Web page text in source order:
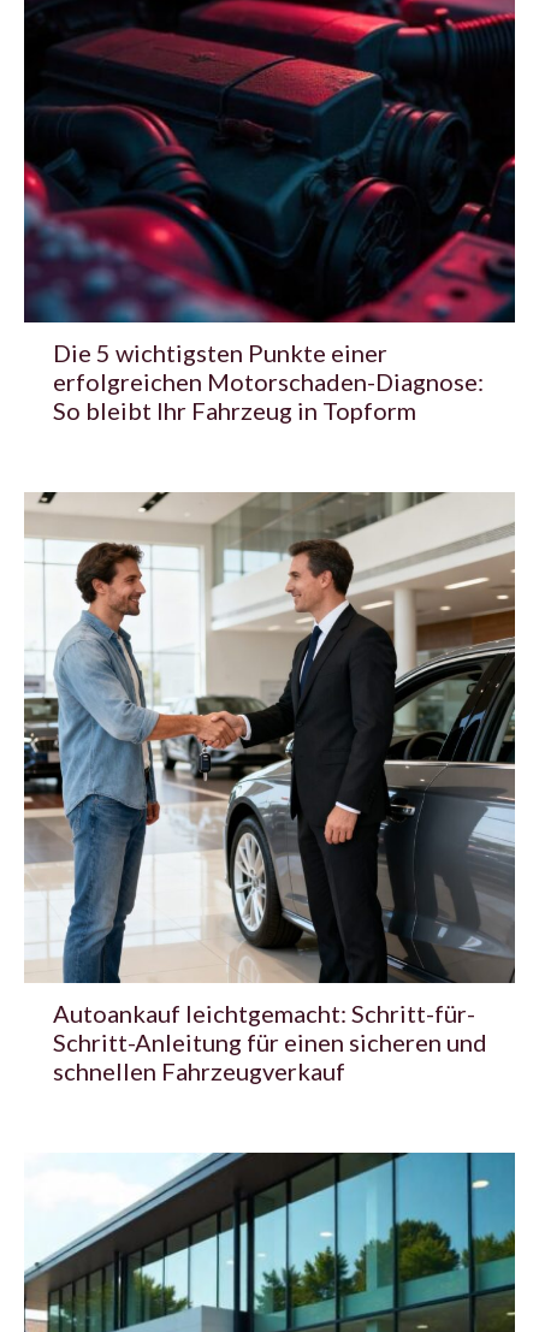
Die 5 wichtigsten Punkte einer
erfolgreichen Motorschaden-Diagnose:
So bleibt Ihr Fahrzeug in Topform
Autoankauf leichtgemacht: Schritt-für-
Schritt-Anleitung für einen sicheren und
schnellen Fahrzeugverkauf